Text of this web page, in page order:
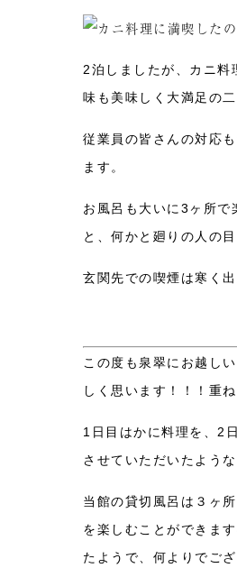
2泊しましたが、カニ料
味も美味しく大満足の二
従業員の皆さんの対応
ます。
お風呂も大いに3ヶ所で
と、何かと廻りの人の
玄関先での喫煙は寒く
この度も泉翠にお越し
しく思います！！！重
1日目はかに料理を、2
させていただいたよう
当館の貸切風呂は３ヶ
を楽しむことができま
たようで、何よりでござ